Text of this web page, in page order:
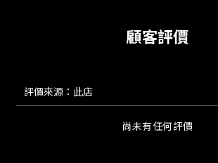
顧客評價
尚未有任何評價